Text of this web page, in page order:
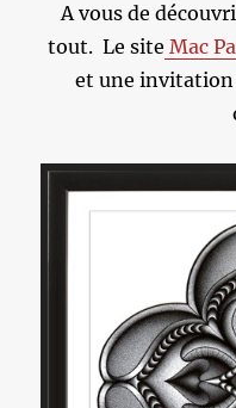
A vous de
tout. Le site Mac
et une invitation